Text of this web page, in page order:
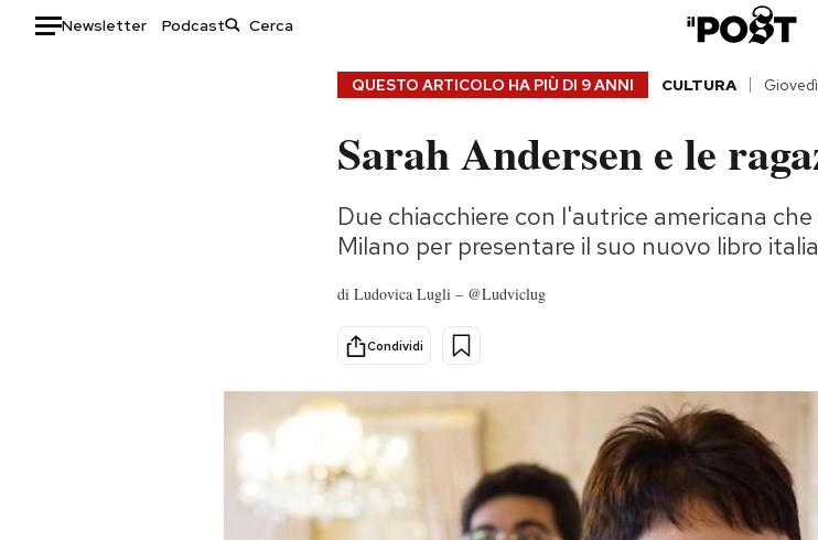
Newsletter Podcast
Consumismi
Altrecose
Mondiali calcio 2026
QUESTO ARTICOLO HA PIÙ DI 9 ANNI CULTURA
Sarah Andersen e le
Due chiacchiere con l'autrice americana
Milano per presentare il suo nuovo libro
di Ludovica Lugli – @Ludviclug
Condividi